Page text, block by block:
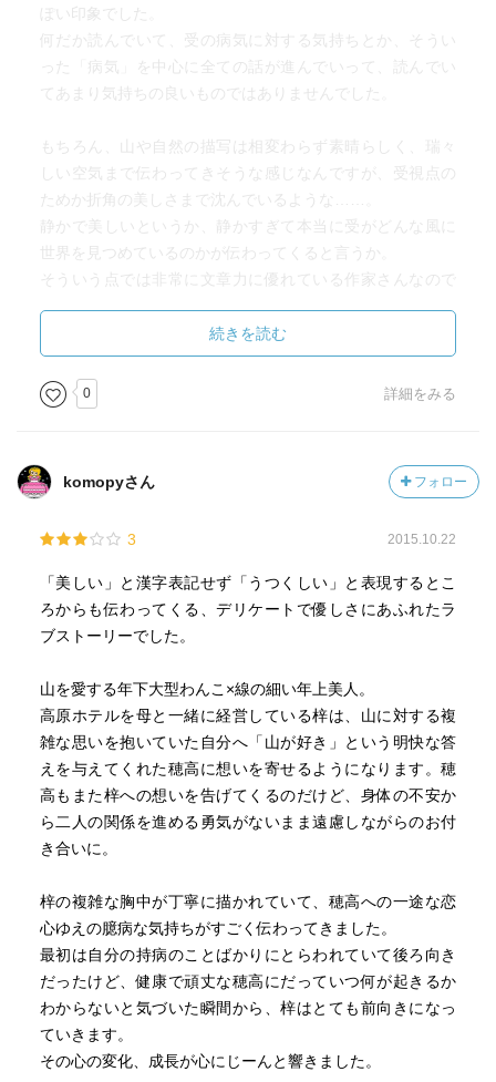
ぽい印象でした。
何だか読んでいて、受の病気に対する気持ちとか、そうい
った「病気」を中心に全ての話が進んでいって、読んでい
てあまり気持ちの良いものではありませんでした。
もちろん、山や自然の描写は相変わらず素晴らしく、瑞々
しい空気まで伝わってきそうな感じなんですが、受視点の
ためか折角の美しさまで沈んでいるような……。
静かで美しいというか、静かすぎて本当に受がどんな風に
世界を見つめているのかが伝わってくると言うか。
そういう点では非常に文章力に優れている作家さんなので
正直、物足りないの一言に尽きます。
攻もワンコなんですが、強引さといったものとは程遠く、
物足りない。物足りなさすぎて、つまらない。
何でもかんでも受を気遣い、まるでペンより重いもの持っ
気遣いも大切だけど、そうじゃないよね……というか、好
みの攻ではなかった。
終盤は手術をきっかけに受がまるで人格まで変わったかの
きぼり感で、結局最後までさらっと読んで終わってしまい
ました。
読みやすいので普通に読めますが、印象に残らなかったの
で読み返すことはないと思います。
続きを読む
0 詳細をみる
komopyさん フォロー
3 2015.10.22
「美しい」と漢字表記せず「うつくしい」と表現するとこ
ろからも伝わってくる、デリケートで優しさにあふれたラ
ブストーリーでした。
山を愛する年下大型わんこ×線の細い年上美人。
高原ホテルを母と一緒に経営している梓は、山に対する複
雑な思いを抱いていた自分へ「山が好き」という明快な答
えを与えてくれた穂高に想いを寄せるようになります。穂
高もまた梓への想いを告げてくるのだけど、身体の不安か
ら二人の関係を進める勇気がないまま遠慮しながらのお付
き合いに。
梓の複雑な胸中が丁寧に描かれていて、穂高への一途な恋
心ゆえの臆病な気持ちがすごく伝わってきました。
最初は自分の持病のことばかりにとらわれていて後ろ向き
だったけど、健康で頑丈な穂高にだっていつ何が起きるか
わからないと気づいた瞬間から、梓はとても前向きになっ
ていきます。
その心の変化、成長が心にじーんと響きました。